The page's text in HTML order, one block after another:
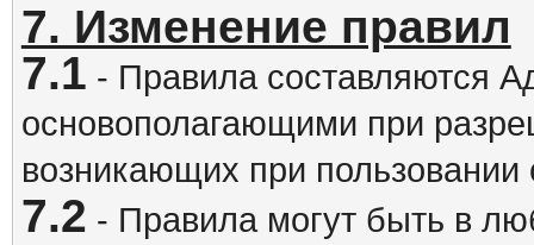
7. Изменение правил
7.1 - Правила составляются
основополагающими при
возникающих при пользовании
7.2 - Правила могут быть в